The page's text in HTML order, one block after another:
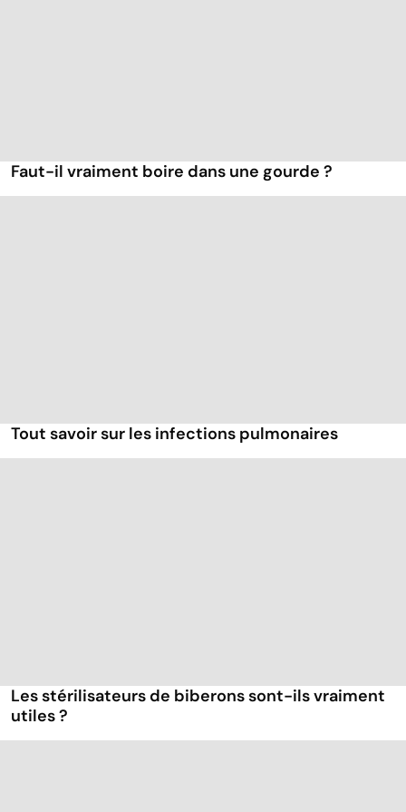
Faut-il vraiment boire dans une gourde ?
Tout savoir sur les infections pulmonaires
Les stérilisateurs de biberons sont-ils vraiment
utiles ?